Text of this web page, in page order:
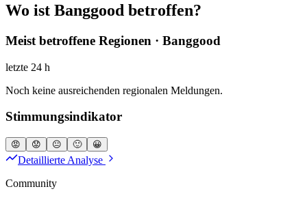
Wo ist Banggood betroffen?
Meist betroffene Regionen · Banggood
letzte 24 h
Noch keine ausreichenden regionalen Meldungen.
Stimmungsindikator
😡 😟 😐 🙂 😀
Detaillierte Analyse
Community